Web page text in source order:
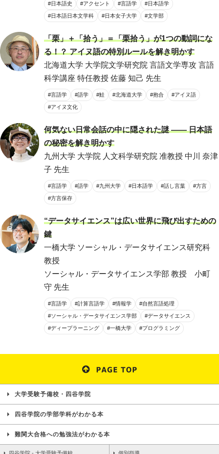
#日本語史 #アクセント #言語学 #日本語学
#日本語日本文学科 #日本女子大学 #文学部
「栗」＋「拾う」＝「栗拾う」が1つの動詞にな
る！？ アイヌ語の特別ルールを解き明かす
北海道大学 大学院文学研究院 言語文学専攻 言語
科学講座 特任教授 佐藤 知己 先生
#言語学 #語学 #鮭 #北海道大学 #抱合 #アイヌ語
#アイヌ文化
何気ない日常会話の中に隠された謎 ―― 日本語
の秘密を解き明かす
九州大学 大学院 人文科学研究院 准教授 中川 奈津
子 先生
#言語学 #語学 #九州大学 #日本語学 #話し言葉 #方言
#方言保存
“データサイエンス”は広い世界に飛び出すための
鍵
一橋大学 ソーシャル・データサイエンス研究科
教授
ソーシャル・データサイエンス学部 教授 小町
守 先生
#言語学 #計算言語学 #情報学 #自然言語処理
#ソーシャル・データサイエンス学部 #データサイエンス
#ディープラーニング #一橋大学 #プログラミング
大学受験予備校・四谷学院
四谷学院の学部学科がわかる本
難関大合格への勉強法がわかる本